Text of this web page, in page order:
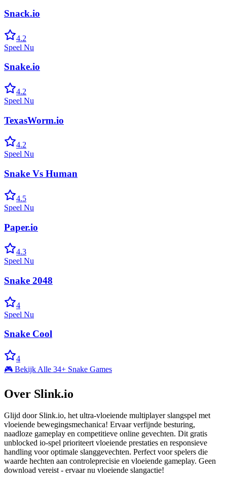
Snack.io
4.2
Speel Nu
Snake.io
4.2
Speel Nu
TexasWorm.io
4.2
Speel Nu
Snake Vs Human
4.5
Speel Nu
Paper.io
4.3
Speel Nu
Snake 2048
4
Speel Nu
Snake Cool
4
🎮 Bekijk Alle 34+ Snake Games
Over Slink.io
Glijd door Slink.io, het ultra-vloeiende multiplayer slangspel met
vloeiende bewegingsmechanica! Ervaar verfijnde besturing,
naadloze gameplay en competitieve online gevechten. Dit gratis
unblocked io-spel prioriteert vloeiende prestaties en responsieve
handling voor optimale slanggevechten. Perfect voor spelers die
waarde hechten aan controleprecisie en vloeiende gameplay. Geen
download vereist - ervaar nu vloeiende slangactie!